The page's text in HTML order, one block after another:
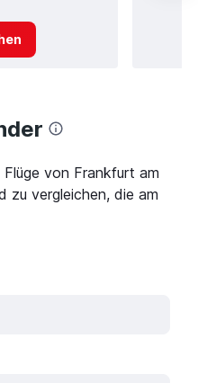
von Frankfurt am
zu vergleichen, die am